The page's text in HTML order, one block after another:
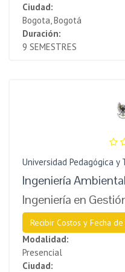
Ciudad:
Bogota, Bogotá
Duración:
9 SEMESTRES
Universidad Pedagógica y
Ingeniería Ambiental
Ingeniería en
Recibir Costos y Fecha
Modalidad:
Presencial
Ciudad: